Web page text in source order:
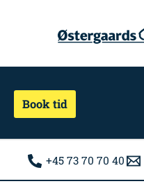
Book tid
+45 73 70 70 40